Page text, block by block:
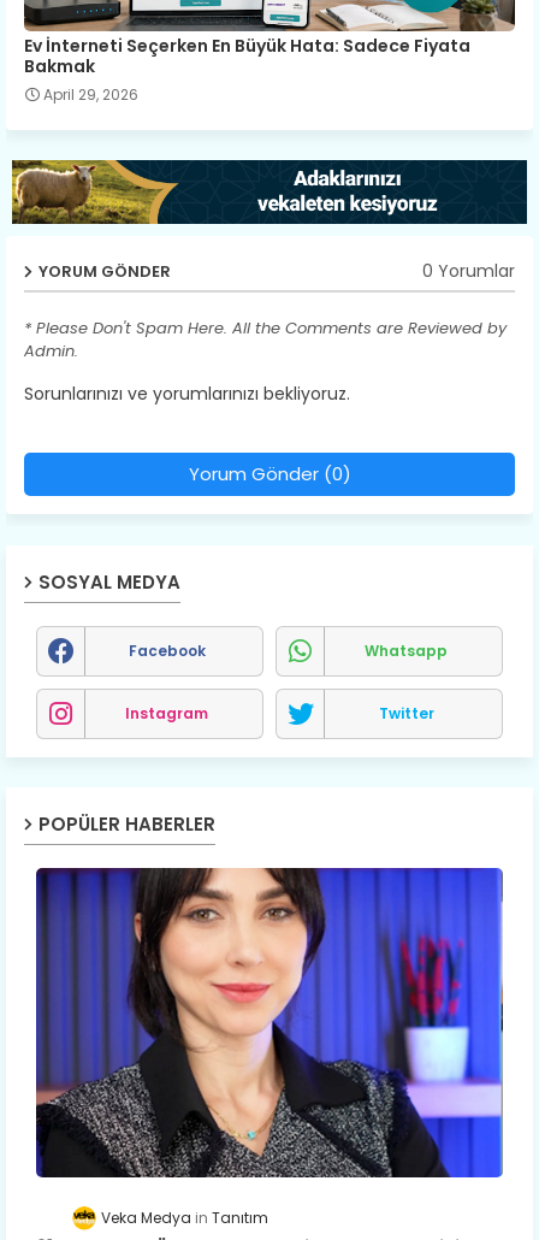
Ev İnterneti Seçerken En Büyük Hata: Sadece Fiyata
Bakmak
April 29, 2026
YORUM GÖNDER 0 Yorumlar
* Please Don't Spam Here. All the Comments are Reviewed by
Admin.
Sorunlarınızı ve yorumlarınızı bekliyoruz.
Yorum Gönder (0)
SOSYAL MEDYA
Facebook Whatsapp
Instagram Twitter
POPÜLER HABERLER
Veka Medya Tanıtım